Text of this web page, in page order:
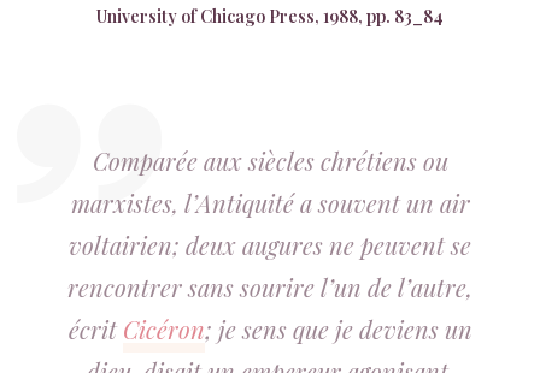
University of Chicago Press, 1988, pp. 83_84
Comparée aux siècles chrétiens ou
marxistes, l’Antiquité a souvent un air
voltairien; deux augures ne peuvent se
rencontrer sans sourire l’un de l’autre,
écrit Cicéron; je sens que je deviens un